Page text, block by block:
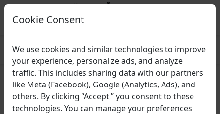
Prospre: ผู้วางแผนมื้ออาหาร
แผนอาหารตามมาโคร
แหล่งโปรตีนที่ดีต่อสุขภาพ
23 ตุลาคม 2023 (อัปเดต: 2 สิงหาคม 2025)
Cookie Consent
We use cookies and similar technologies to improve
your experience, personalize ads, and analyze
traffic. This includes sharing data with our partners
like Meta (Facebook), Google (Analytics, Ads), and
others. By clicking “Accept,” you consent to these
technologies. You can manage your preferences